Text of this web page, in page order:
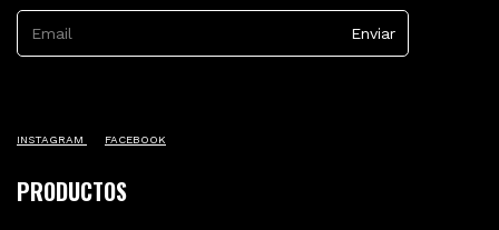
INSTAGRAM FACEBOOK
PRODUCTOS